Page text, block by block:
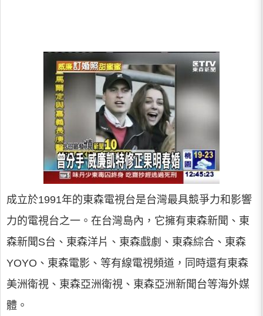
成立於1991年的東森電視台是台灣最具競爭力和影響
力的電視台之一。在台灣島內，它擁有東森新聞、東
森新聞S台、東森洋片、東森戲劇、東森綜合、東森
YOYO、東森電影、等有線電視頻道，同時還有東森
美洲衛視、東森亞洲衛視、東森亞洲新聞台等海外媒
體。